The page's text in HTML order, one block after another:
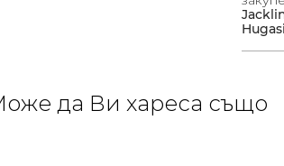
да Ви хареса също